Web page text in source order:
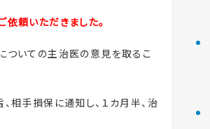
頼いただきました。
ついての主治医の意見を取るこ
相手損保に通知し、１カ月半、治